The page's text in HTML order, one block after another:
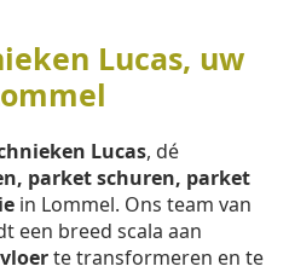
Lucas, uw
Lucas, dé
parket schuren, parket
in Lommel. Ons team van
een breed scala aan
te transformeren en te